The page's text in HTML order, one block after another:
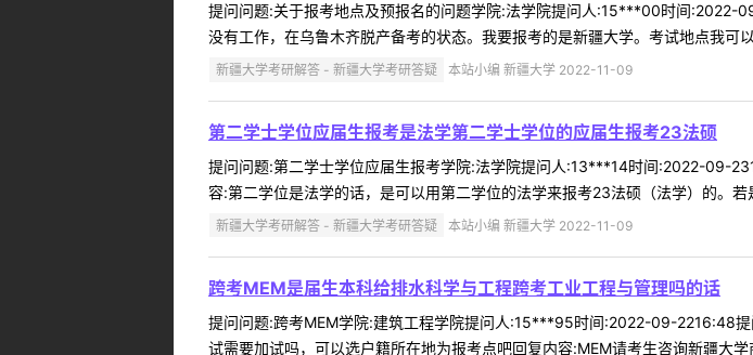
提问问题:关于报考地点及预报名的问题学院:法学院提问人:15***00时间:2022-
没有工作，在乌鲁木齐脱产备考的状态。我要报考的是新疆大学。考试地点我可
新疆大学考研解答 - 新疆大学考研答疑 本站小编 新疆大学 2022-11-09
第二学士学位应届生报考是法学第二学士学位的应届生报考23法硕
提问问题:第二学士学位应届生报考学院:法学院提问人:13***14时间:2022-09-
容:第二学位是法学的话，是可以用第二学位的法学来报考23法硕（法学）的。
新疆大学考研解答 - 新疆大学考研答疑 本站小编 新疆大学 2022-11-09
跨考MEM是届生本科给排水科学与工程跨考工业工程与管理吗的话
提问问题:跨考MEM学院:建筑工程学院提问人:15***95时间:2022-09-2216:48
试需要加试吗，可以选户籍所在地为报考点吧回复内容:MEM请考生咨询新疆大学